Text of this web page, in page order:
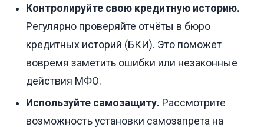
Контролируйте свою кредитную историю.
Регулярно проверяйте отчёты в бюро
кредитных историй (БКИ). Это поможет
вовремя заметить ошибки или незаконные
действия МФО.
Используйте самозащиту. Рассмотрите
возможность установки самозапрета на